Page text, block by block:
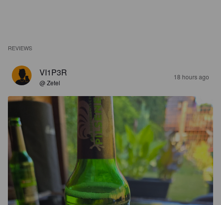
REVIEWS
VI1P3R
@ Zetel
18 hours ago